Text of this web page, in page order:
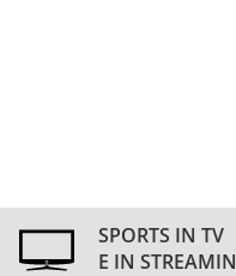
SPORTS IN TV
E IN